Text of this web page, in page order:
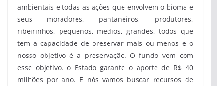
ambientais e todas as ações que envolvem o bioma e
seus moradores, pantaneiros, produtores,
ribeirinhos, pequenos, médios, grandes, todos que
tem a capacidade de preservar mais ou menos e o
nosso objetivo é a preservação. O fundo vem com
esse objetivo, o Estado garante o aporte de R$ 40
milhões por ano. E nós vamos buscar recursos de